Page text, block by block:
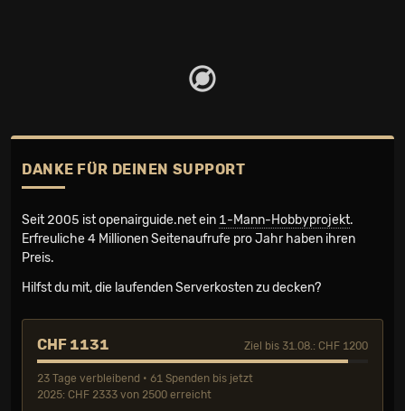
DANKE FÜR DEINEN SUPPORT
Seit 2005 ist openairguide.net ein 1-Mann-Hobbyprojekt.
Erfreuliche 4 Millionen Seiten­aufrufe pro Jahr haben ihren
Preis.
Hilfst du mit, die laufenden Serverkosten zu decken?
CHF 1131 Ziel bis 31.08.: CHF 1200
23 Tage verbleibend • 61 Spenden bis jetzt
2025: CHF 2333 von 2500 erreicht